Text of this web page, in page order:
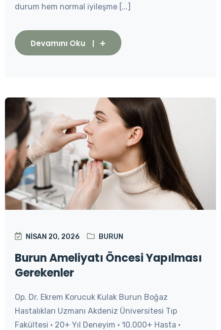
durum hem normal iyileşme [...]
Devamını Oku
NISAN 20, 2026 BURUN
Burun Ameliyatı Öncesi Yapılması
Gerekenler
Op. Dr. Ekrem Korucuk Kulak Burun Boğaz
Hastalıkları Uzmanı Akdeniz Üniversitesi Tıp
Fakültesi • 20+ Yıl Deneyim • 10.000+ Hasta •